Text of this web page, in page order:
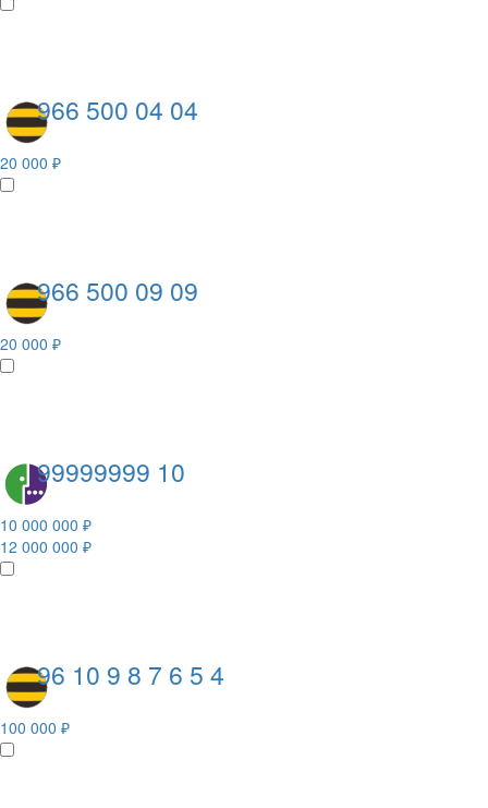
966 500 04 04
20 000 ₽
966 500 09 09
20 000 ₽
99999999 10
10 000 000 ₽
12 000 000 ₽
96 10 9 8 7 6 5 4
100 000 ₽